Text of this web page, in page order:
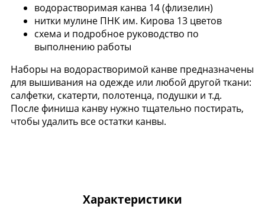
водорастворимая канва 14 (флизелин)
нитки мулине ПНК им. Кирова 13 цветов
схема и подробное руководство по
выполнению работы
Наборы на водорастворимой канве предназначены
для вышивания на одежде или любой другой ткани:
салфетки, скатерти, полотенца, подушки и т.д.
После финиша канву нужно тщательно постирать,
чтобы удалить все остатки канвы.
Характеристики